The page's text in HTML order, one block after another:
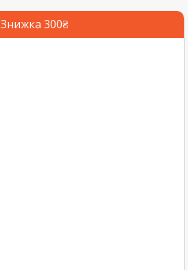
Знижка 300₴